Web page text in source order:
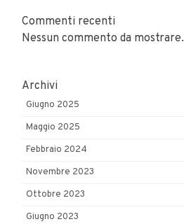
Commenti recenti
Nessun commento da mostrare.
Archivi
Giugno 2025
Maggio 2025
Febbraio 2024
Novembre 2023
Ottobre 2023
Giugno 2023